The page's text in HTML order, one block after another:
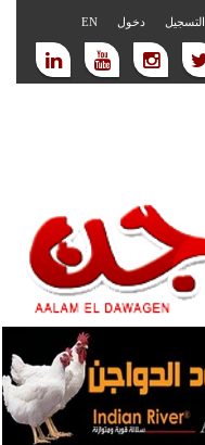
التسجيل دخول EN